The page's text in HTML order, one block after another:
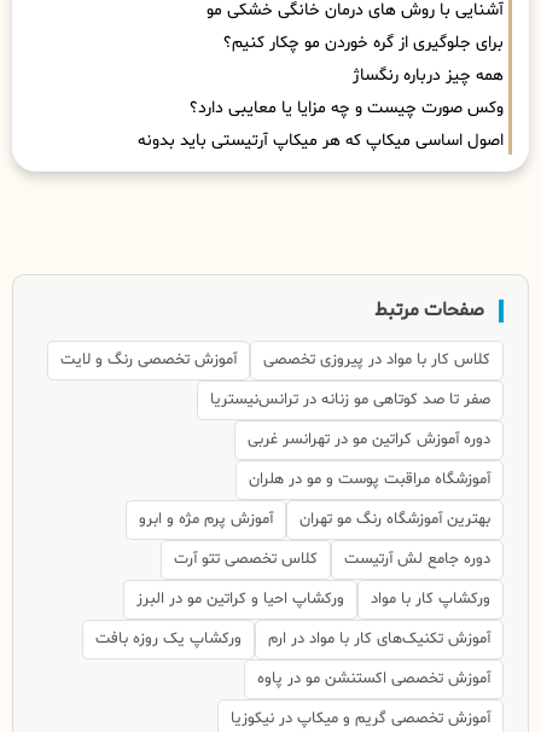
آشنایی با روش های درمان خانگی خشکی مو
برای جلوگیری از گره خوردن مو چکار کنیم؟
همه چیز درباره رنگساژ
وکس صورت چیست و چه مزایا یا معایبی دارد؟
اصول اساسی میکاپ که هر میکاپ آرتیستی باید بدونه
صفحات مرتبط
کلاس کار با مواد در پیروزی تخصصی
آموزش تخصصی رنگ و لایت
صفر تا صد کوتاهی مو زنانه در ترانس‌نیستریا
دوره آموزش کراتین مو در تهرانسر غربی
آموزشگاه مراقبت پوست و مو در هلران
بهترین آموزشگاه رنگ مو تهران
آموزش پرم مژه و ابرو
دوره جامع لش آرتیست
کلاس تخصصی تتو آرت
ورکشاپ کار با مواد
ورکشاپ احیا و کراتین مو در البرز
آموزش تکنیک‌های کار با مواد در ارم
ورکشاپ یک روزه بافت
آموزش تخصصی اکستنشن مو در پاوه
آموزش تخصصی گریم و میکاپ در نیکوزیا